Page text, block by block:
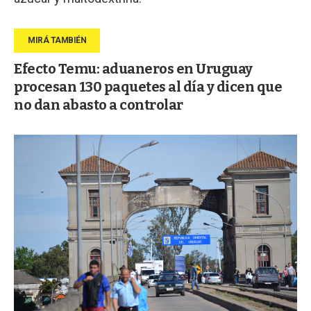
Efecto Temu: aduaneros en Uruguay
procesan 130 paquetes al día y dicen que
no dan abasto a controlar